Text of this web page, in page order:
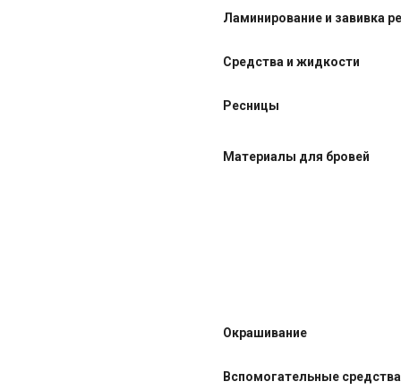
Ламинирование и завивка
Средства и жидкости
Ресницы
Материалы для бровей
Окрашивание
Вспомогательные средства